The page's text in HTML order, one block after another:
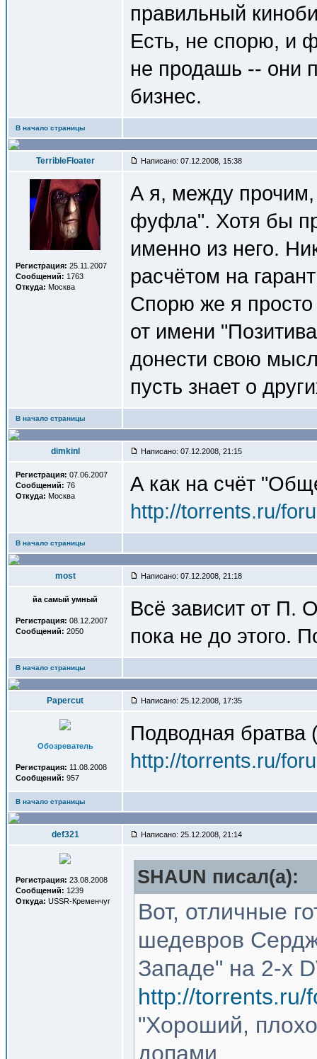
правильный
Есть, не спорю, и
не продашь -- они
бизнес.
В начало страницы
TerribleFloater Написано: 07.12.2008, 15:38
Регистрация: 25.11.2007
Сообщений: 1763
Откуда: Москва
А я, между прочим,
фуфла". Хотя бы
именно из него.
расчётом на
Спорю же я
от имени
донести свою
пусть знает о
В начало страницы
dimkinl Написано: 07.12.2008, 21:15
Регистрация: 07.06.2007
Сообщений: 76
Откуда: Москва
А как на счёт
http://torrents.ru/
В начало страницы
most Написано: 07.12.2008, 21:18
йа самый умный
Регистрация: 08.12.2007
Сообщений: 2050
Всё зависит от П.
пока не до этого.
В начало страницы
Papercut Написано: 25.12.2008, 17:35
Обозреватель
Регистрация: 11.08.2008
Сообщений: 957
Подводная
http://torrents.ru/
В начало страницы
def321 Написано: 25.12.2008, 21:14
Регистрация: 23.08.2008
Сообщений: 1239
Откуда: USSR-Кременчуг
SHAUN писал(a):
Вот, отличные
шедевров
Западе" на 2-х
http://torrents.ru/
"Хороший,
допами